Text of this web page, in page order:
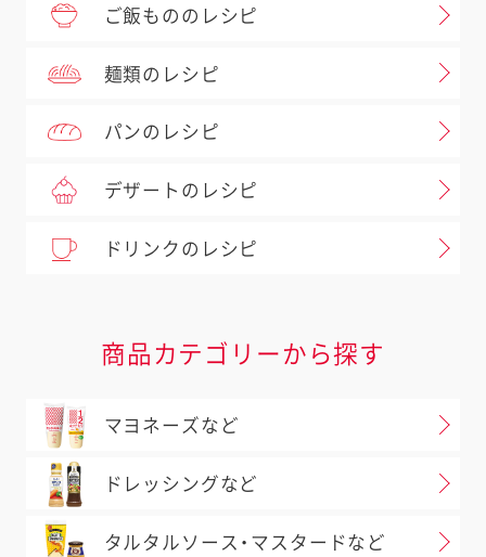
ご飯もののレシピ
麺類のレシピ
パンのレシピ
デザートのレシピ
ドリンクのレシピ
商品カテゴリーから探す
マヨネーズなど
ドレッシングなど
タルタルソース・マスタードなど